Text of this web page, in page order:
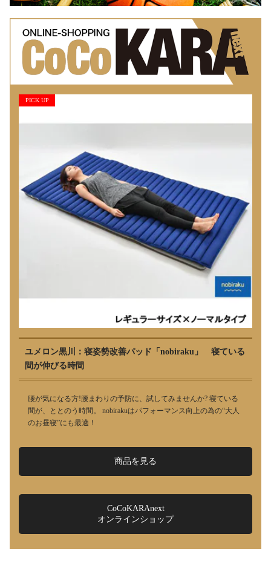
PICK UP
ユメロン黒川：寝姿勢改善パッド「nobiraku」 寝ている
間が伸びる時間
腰が気になる方!腰まわりの予防に、試してみませんか? 寝ている
間が、ととのう時間。 nobirakuはパフォーマンス向上の為の“大人
のお昼寝”にも最適！
商品を見る
CoCoKARAnext
オンラインショップ